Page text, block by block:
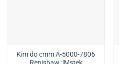
Kim đo cmm A-5000-7806